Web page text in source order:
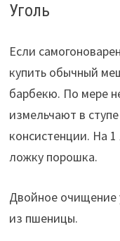
Уголь
Если
купить обычный
барбекю. По мере
измельчают в
консистенции. На
ложку порошка.
Двойное очищение
из пшеницы.